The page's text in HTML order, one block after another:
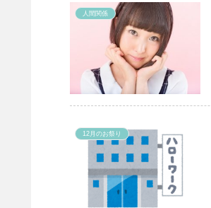
人間関係
12月のお祭り